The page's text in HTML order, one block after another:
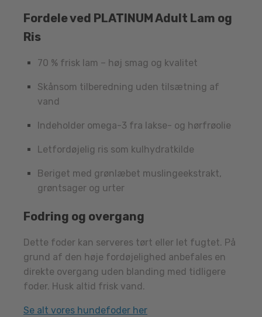
Fordele ved PLATINUM Adult Lam og
Ris
70 % frisk lam – høj smag og kvalitet
Skånsom tilberedning uden tilsætning af
vand
Indeholder omega-3 fra lakse- og hørfrøolie
Letfordøjelig ris som kulhydratkilde
Beriget med grønlæbet muslingeekstrakt,
grøntsager og urter
Fodring og overgang
Dette foder kan serveres tørt eller let fugtet. På
grund af den høje fordøjelighed anbefales en
direkte overgang uden blanding med tidligere
foder. Husk altid frisk vand.
Se alt vores hundefoder her